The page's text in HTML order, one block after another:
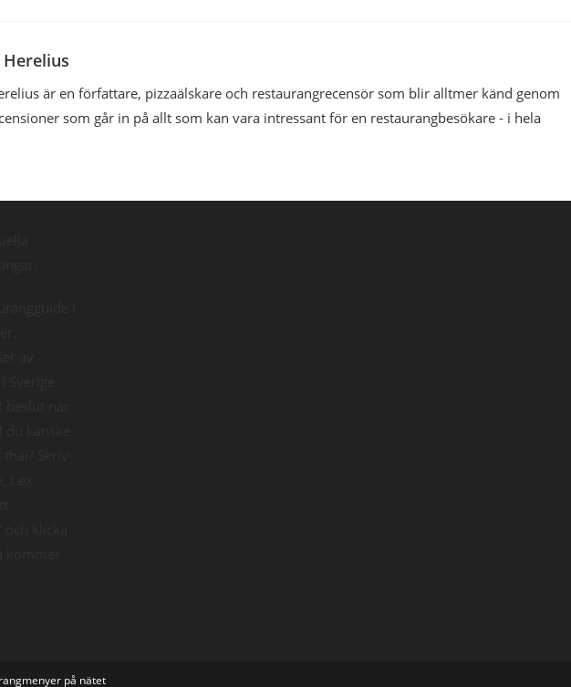
är en författare, pizzaälskare och restaurangrecensör som blir alltmer känd genom
som går in på allt som kan vara intressant för en restaurangbesökare - i hela
på nätet